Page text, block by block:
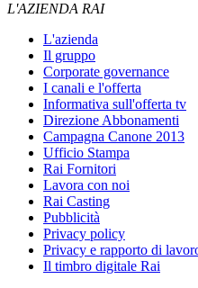
L'AZIENDA RAI
L'azienda
Il gruppo
Corporate governance
I canali e l'offerta
Informativa sull'offerta tv
Direzione Abbonamenti
Campagna Canone 2013
Ufficio Stampa
Rai Fornitori
Lavora con noi
Rai Casting
Pubblicità
Privacy policy
Privacy e rapporto di
Il timbro digitale Rai